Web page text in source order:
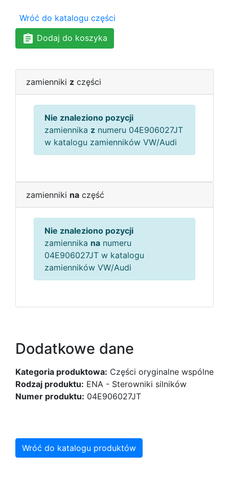
Wróć do katalogu części
Dodaj do koszyka
zamienniki z części
Nie znaleziono pozycji
zamiennika z numeru 04E906027JT
w katalogu zamienników VW/Audi
zamienniki na część
Nie znaleziono pozycji
zamiennika na numeru
04E906027JT w katalogu
zamienników VW/Audi
Dodatkowe dane
Kategoria produktowa: Części oryginalne wspólne
Rodzaj produktu: ENA - Sterowniki silników
Numer produktu: 04E906027JT
Wróć do katalogu produktów